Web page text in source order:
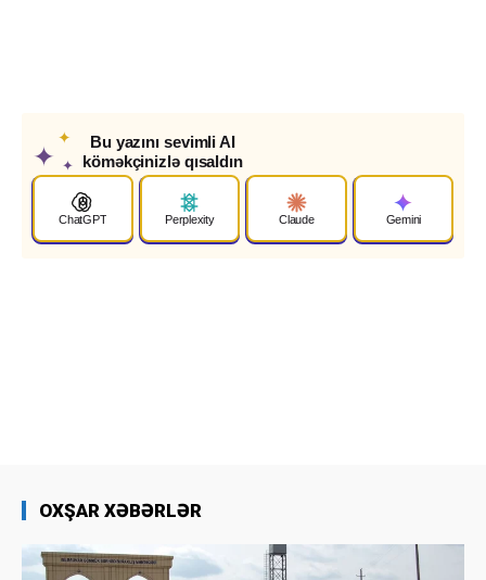
✦
✦
✦
Bu yazını sevimli AI
köməkçinizlə qısaldın
ChatGPT Perplexity Claude Gemini
OXŞAR XƏBƏRLƏR